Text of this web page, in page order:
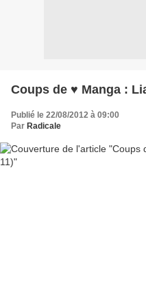
Coups de ♥ Manga :
Publié le 22/08/2012 à 09:00
Par Radicale